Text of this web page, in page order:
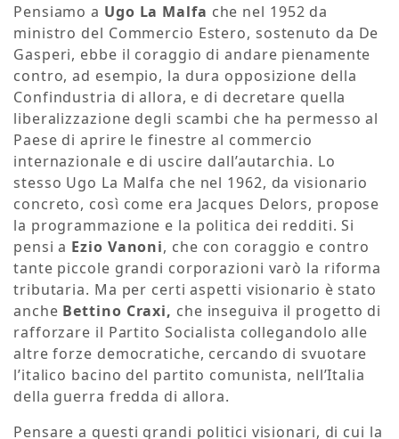
Pensiamo a Ugo La Malfa che nel 1952 da
ministro del Commercio Estero, sostenuto da De
Gasperi, ebbe il coraggio di andare pienamente
contro, ad esempio, la dura opposizione della
Confindustria di allora, e di decretare quella
liberalizzazione degli scambi che ha permesso al
Paese di aprire le finestre al commercio
internazionale e di uscire dall’autarchia. Lo
stesso Ugo La Malfa che nel 1962, da visionario
concreto, così come era Jacques Delors, propose
la programmazione e la politica dei redditi. Si
pensi a Ezio Vanoni, che con coraggio e contro
tante piccole grandi corporazioni varò la riforma
tributaria. Ma per certi aspetti visionario è stato
anche Bettino Craxi, che inseguiva il progetto di
rafforzare il Partito Socialista collegandolo alle
altre forze democratiche, cercando di svuotare
l’italico bacino del partito comunista, nell’Italia
della guerra fredda di allora.
Pensare a questi grandi politici visionari, di cui la